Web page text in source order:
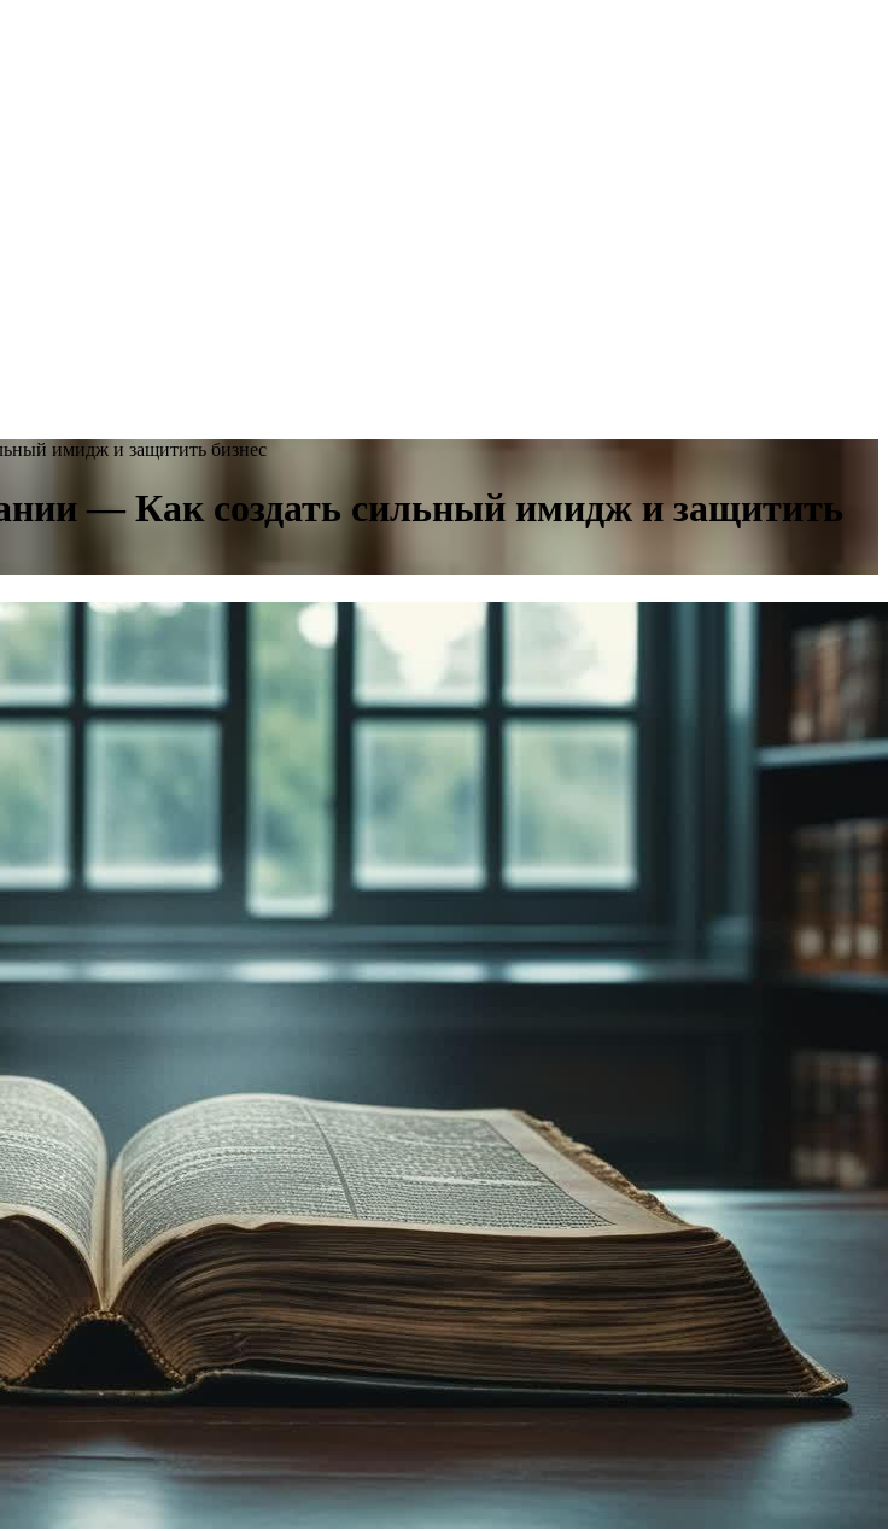
имидж и защитить бизнес
— Как создать сильный имидж и защитить